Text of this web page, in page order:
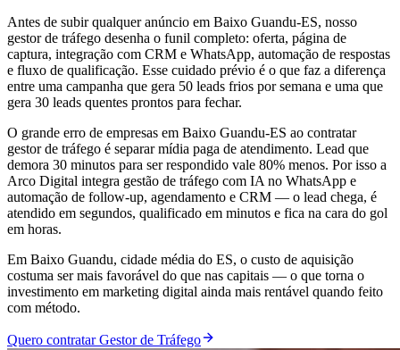
Antes de subir qualquer anúncio em Baixo Guandu-ES, nosso
gestor de tráfego desenha o funil completo: oferta, página de
captura, integração com CRM e WhatsApp, automação de respostas
e fluxo de qualificação. Esse cuidado prévio é o que faz a diferença
entre uma campanha que gera 50 leads frios por semana e uma que
gera 30 leads quentes prontos para fechar.
O grande erro de empresas em Baixo Guandu-ES ao contratar
gestor de tráfego é separar mídia paga de atendimento. Lead que
demora 30 minutos para ser respondido vale 80% menos. Por isso a
Arco Digital integra gestão de tráfego com IA no WhatsApp e
automação de follow-up, agendamento e CRM — o lead chega, é
atendido em segundos, qualificado em minutos e fica na cara do gol
em horas.
Em Baixo Guandu, cidade média do ES, o custo de aquisição
costuma ser mais favorável do que nas capitais — o que torna o
investimento em marketing digital ainda mais rentável quando feito
com método.
Quero contratar Gestor de Tráfego